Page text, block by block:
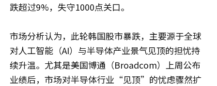
跌超过9%，失守1000点关口。
市场分析认为，此轮韩国股市暴跌，主要源于全球
对人工智能（AI）与半导体产业景气见顶的担忧持
续升温。尤其是美国博通（Broadcom）上周公布
业绩后，市场对半导体行业“见顶”的忧虑骤然扩